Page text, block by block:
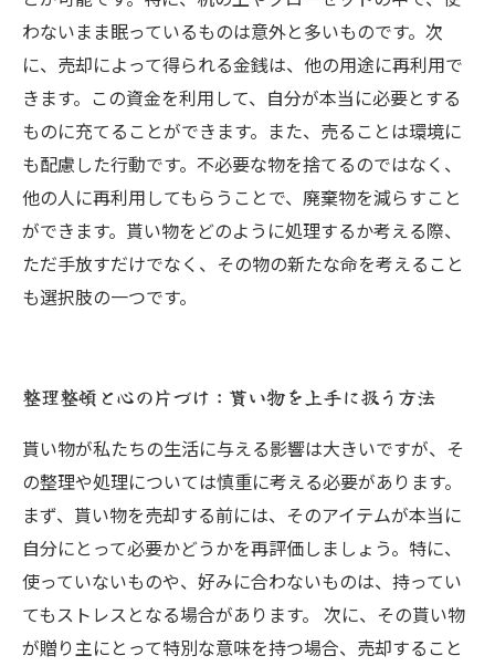
わないまま眠っているものは意外と多いものです。次
に、売却によって得られる金銭は、他の用途に再利用で
きます。この資金を利用して、自分が本当に必要とする
ものに充てることができます。また、売ることは環境に
も配慮した行動です。不必要な物を捨てるのではなく、
他の人に再利用してもらうことで、廃棄物を減らすこと
ができます。貰い物をどのように処理するか考える際、
ただ手放すだけでなく、その物の新たな命を考えること
も選択肢の一つです。
整理整頓と心の片づけ：貰い物を上手に扱う方法
貰い物が私たちの生活に与える影響は大きいですが、そ
の整理や処理については慎重に考える必要があります。
まず、貰い物を売却する前には、そのアイテムが本当に
自分にとって必要かどうかを再評価しましょう。特に、
使っていないものや、好みに合わないものは、持ってい
てもストレスとなる場合があります。 次に、その貰い物
が贈り主にとって特別な意味を持つ場合、売却すること